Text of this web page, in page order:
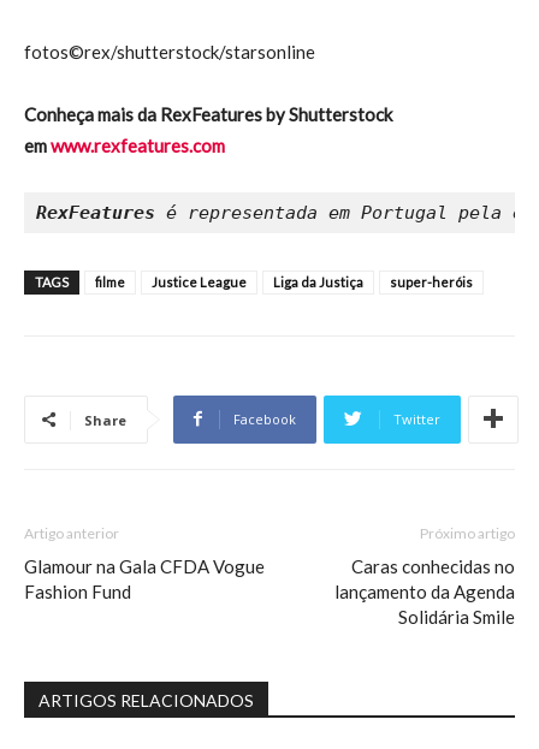
fotos©rex/shutterstock/starsonline
Conheça mais da RexFeatures by Shutterstock
emwww.rexfeatures.com
RexFeatures é representada em Portugal pela
TAGS filme Justice League Liga da Justiça super-heróis
Share Facebook Twitter
Artigo anterior
Glamour na Gala CFDA Vogue
Fashion Fund
Próximo artigo
Caras conhecidas no
lançamento da Agenda
Solidária Smile
ARTIGOS RELACIONADOS